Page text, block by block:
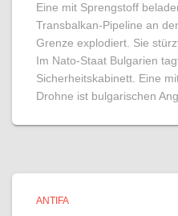
Eine mit Sprengstoff
Transbalkan-Pipeline an
Grenze explodiert. Sie
Im Nato-Staat Bulgarien
Sicherheitskabinett. Eine
Drohne ist bulgarischen
ANTIFA